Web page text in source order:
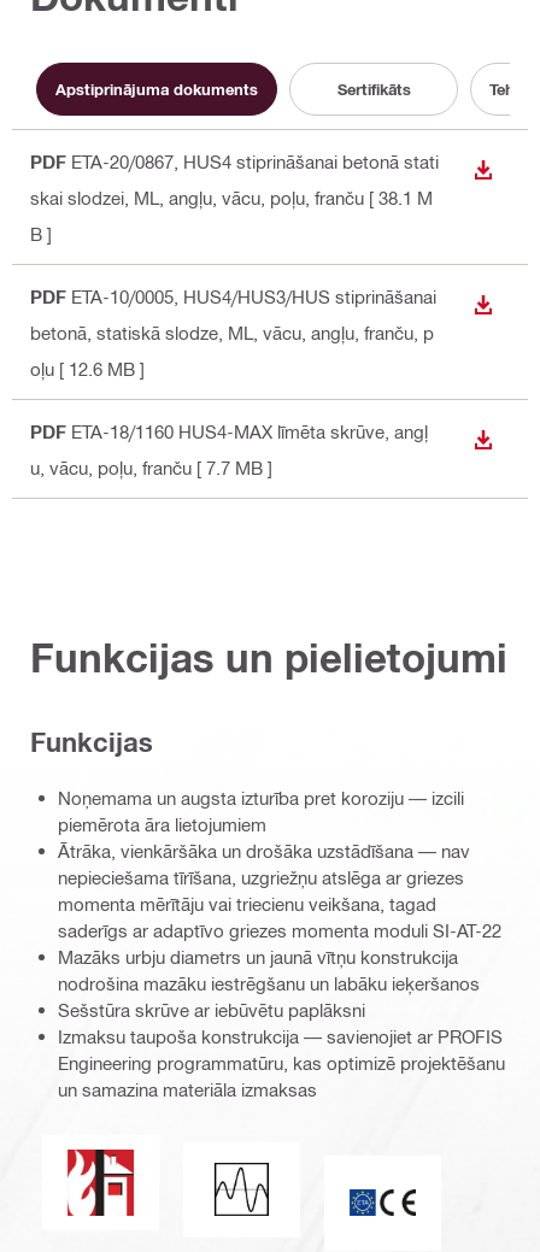
Apstiprinājuma dokuments Sertifikāts
PDF ETA-20/0867, HUS4 stiprināšanai betonā stati
skai slodzei, ML , angļu, vācu, poļu, franču [ 38.1 M
B ]
PDF ETA-10/0005, HUS4/HUS3/HUS stiprināšanai
betonā, statiskā slodze, ML , vācu, angļu, franču, p
oļu [ 12.6 MB ]
PDF ETA-18/1160 HUS4-MAX līmēta skrūve , angļ
u, vācu, poļu, franču [ 7.7 MB ]
Funkcijas un pielietojumi
Funkcijas
Noņemama un augsta izturība pret koroziju — izcili
piemērota āra lietojumiem
Ātrāka, vienkāršāka un drošāka uzstādīšana — nav
nepieciešama tīrīšana, uzgriežņu atslēga ar griezes
momenta mērītāju vai triecienu veikšana, tagad
saderīgs ar adaptīvo griezes momenta moduli SI-AT-22
Mazāks urbju diametrs un jaunā vītņu konstrukcija
nodrošina mazāku iestrēgšanu un labāku ieķeršanos
Sešstūra skrūve ar iebūvētu paplāksni
Izmaksu taupoša konstrukcija — savienojiet ar PROFIS
Engineering programmatūru, kas optimizē projektēšanu
un samazina materiāla izmaksas
Ugunsizturība Seismiskā slodze